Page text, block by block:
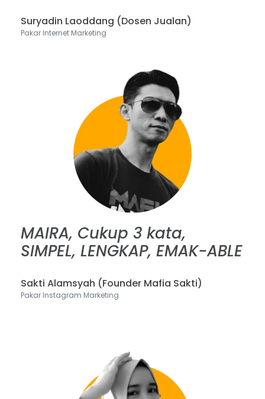
Suryadin Laoddang (Dosen Jualan)
Pakar Internet Marketing
MAIRA, Cukup 3 kata,
SIMPEL, LENGKAP, EMAK-ABLE
Sakti Alamsyah (Founder Mafia Sakti)
Pakar Instagram Marketing